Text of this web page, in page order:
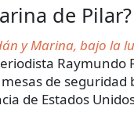
de Pilar?
y Marina, bajo la
Raymundo
de seguridad
de Estados